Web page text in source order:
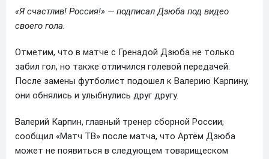
«Я счастлив! Россия!» — подписал Дзюба под видео
своего гола.
Отметим, что в матче с Гренадой Дзюба не только
забил гол, но также отличился голевой передачей.
После замены футболист подошел к Валерию Карпину,
они обнялись и улыбнулись друг другу.
Валерий Карпин, главный тренер сборной России,
сообщил «Матч ТВ» после матча, что Артём Дзюба
может не появиться в следующем товарищеском